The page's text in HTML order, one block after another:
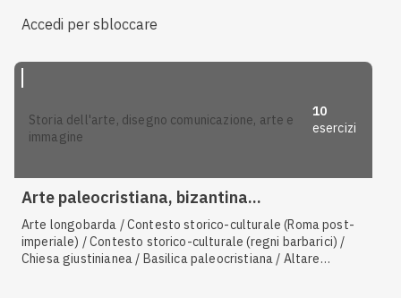
Accedi per sbloccare
storia dell'arte, disegno comunicazione, arte e
immagine
10
esercizi
Arte paleocristiana, bizantina...
Arte longobarda / Contesto storico-culturale (Roma post-
imperiale) / Contesto storico-culturale (regni barbarici) /
Chiesa giustinianea / Basilica paleocristiana / Altare